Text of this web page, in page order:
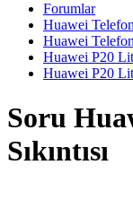
Forumlar
Huawei
Huawei
Huawei P20
Huawei P20
Soru
Sıkıntısı